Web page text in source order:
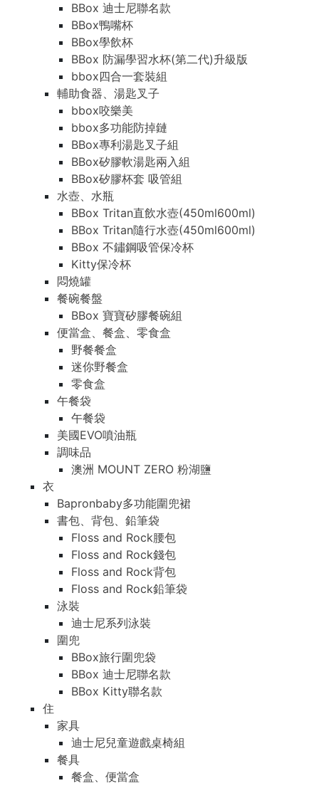
BBox 迪士尼聯名款
BBox鴨嘴杯
BBox學飲杯
BBox 防漏學習水杯(第二代)升級版
bbox四合一套裝組
輔助食器、湯匙叉子
bbox咬樂美
bbox多功能防掉鏈
BBox專利湯匙叉子組
BBox矽膠軟湯匙兩入組
BBox矽膠杯套 吸管組
水壺、水瓶
BBox Tritan直飲水壺(450ml600ml)
BBox Tritan隨行水壺(450ml600ml)
BBox 不鏽鋼吸管保冷杯
Kitty保冷杯
悶燒罐
餐碗餐盤
BBox 寶寶矽膠餐碗組
便當盒、餐盒、零食盒
野餐餐盒
迷你野餐盒
零食盒
午餐袋
午餐袋
美國EVO噴油瓶
調味品
澳洲 MOUNT ZERO 粉湖鹽
衣
Bapronbaby多功能圍兜裙
書包、背包、鉛筆袋
Floss and Rock腰包
Floss and Rock錢包
Floss and Rock背包
Floss and Rock鉛筆袋
泳裝
迪士尼系列泳裝
圍兜
BBox旅行圍兜袋
BBox 迪士尼聯名款
BBox Kitty聯名款
住
家具
迪士尼兒童遊戲桌椅組
餐具
餐盒、便當盒